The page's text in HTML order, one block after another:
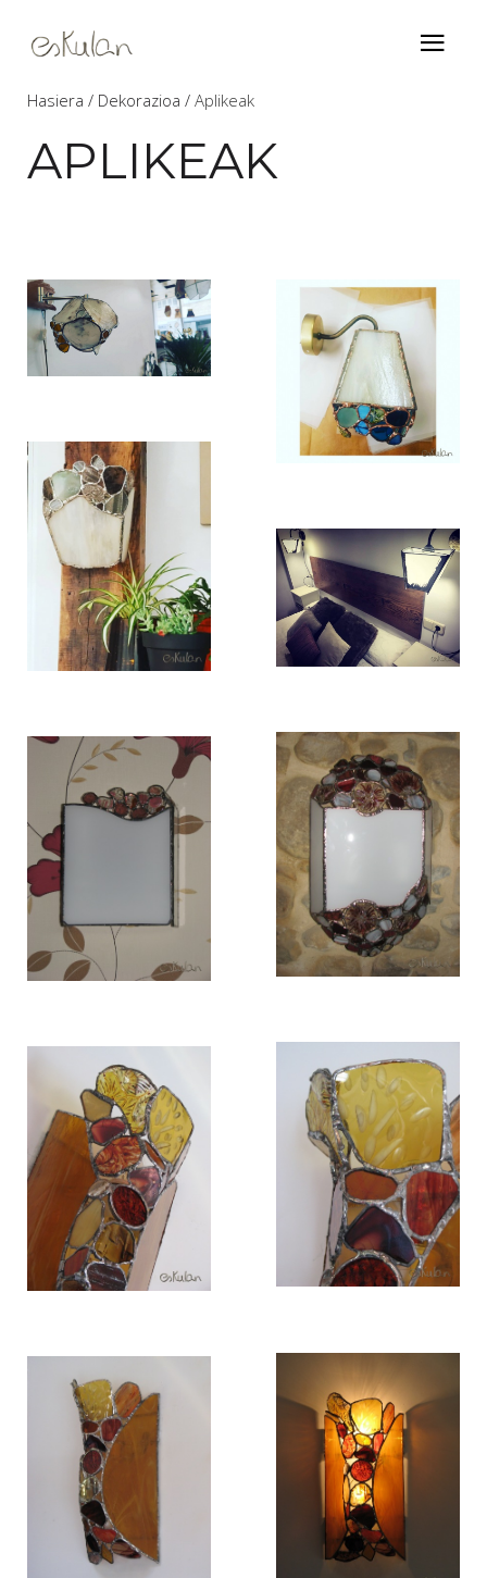
Hasiera Dekorazioa Aplikeak
APLIKEAK